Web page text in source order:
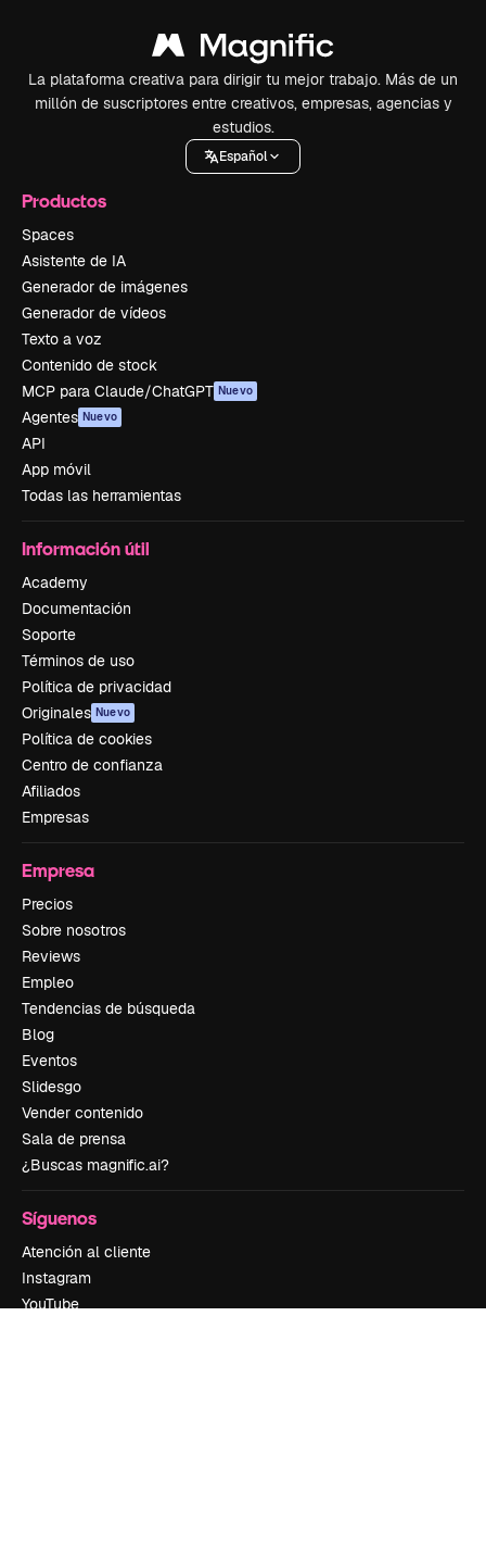
La plataforma creativa para dirigir tu mejor trabajo. Más de un
millón de suscriptores entre creativos, empresas, agencias y
estudios.
Español
Productos
Spaces
Asistente de IA
Generador de imágenes
Generador de vídeos
Texto a voz
Contenido de stock
MCP para Claude/ChatGPT Nuevo
Agentes Nuevo
API
App móvil
Todas las herramientas
Información útil
Academy
Documentación
Soporte
Términos de uso
Política de privacidad
Originales Nuevo
Política de cookies
Centro de confianza
Afiliados
Empresas
Empresa
Precios
Sobre nosotros
Reviews
Empleo
Tendencias de búsqueda
Blog
Eventos
Slidesgo
Vender contenido
Sala de prensa
¿Buscas magnific.ai?
Síguenos
Atención al cliente
Instagram
YouTube